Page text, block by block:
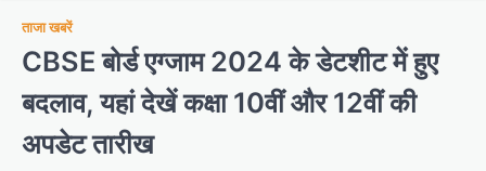
ताजा खबरें
CBSE बोर्ड एग्जाम 2024 के डेटशीट में हुए
बदलाव, यहां देखें कक्षा 10वीं और 12वीं की
अपडेट तारीख